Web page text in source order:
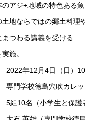
アジ+地域の特色ある魚
地ならではの郷⼟料理
つわる講義を受ける
施。
年12月4日（日）10
門学校徳島穴吹カレッ
組10名（小学生と保護